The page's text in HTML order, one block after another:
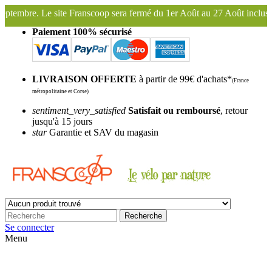
fermé du 1er Août au 27 Août inclus. Bonnes vacances !
Paiement 100% sécurisé
LIVRAISON OFFERTE à partir de 99€ d'achats*(France
métropolitaine et Corse)
sentiment_very_satisfied Satisfait ou remboursé, retour
jusqu'à 15 jours
starGarantie et SAV du magasin
Recherche
Se connecter
Menu